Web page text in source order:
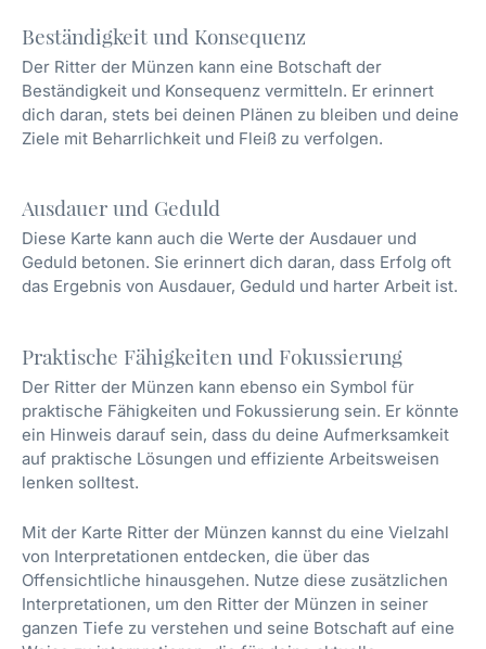
Beständigkeit und Konsequenz
Der Ritter der Münzen kann eine Botschaft der
Beständigkeit und Konsequenz vermitteln. Er erinnert
dich daran, stets bei deinen Plänen zu bleiben und deine
Ziele mit Beharrlichkeit und Fleiß zu verfolgen.
Ausdauer und Geduld
Diese Karte kann auch die Werte der Ausdauer und
Geduld betonen. Sie erinnert dich daran, dass Erfolg oft
das Ergebnis von Ausdauer, Geduld und harter Arbeit ist.
Praktische Fähigkeiten und Fokussierung
Der Ritter der Münzen kann ebenso ein Symbol für
praktische Fähigkeiten und Fokussierung sein. Er könnte
ein Hinweis darauf sein, dass du deine Aufmerksamkeit
auf praktische Lösungen und effiziente Arbeitsweisen
lenken solltest.
Mit der Karte Ritter der Münzen kannst du eine Vielzahl
von Interpretationen entdecken, die über das
Offensichtliche hinausgehen. Nutze diese zusätzlichen
Interpretationen, um den Ritter der Münzen in seiner
ganzen Tiefe zu verstehen und seine Botschaft auf eine